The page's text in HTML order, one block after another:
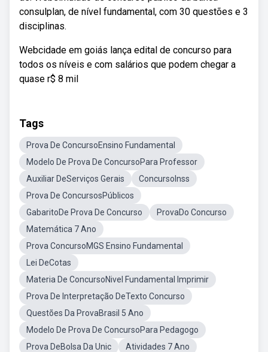
consulplan, de nível fundamental, com 30 questões e 3
disciplinas.
Webcidade em goiás lança edital de concurso para
todos os níveis e com salários que podem chegar a
quase r$ 8 mil
Tags
Prova De ConcursoEnsino Fundamental
Modelo De Prova De ConcursoPara Professor
Auxiliar DeServiços Gerais
ConcursoInss
Prova De ConcursosPúblicos
GabaritoDe Prova De Concurso
ProvaDo Concurso
Matemática 7 Ano
Prova ConcursoMGS Ensino Fundamental
Lei DeCotas
Materia De ConcursoNivel Fundamental Imprimir
Prova De Interpretação DeTexto Concurso
Questões Da ProvaBrasil 5 Ano
Modelo De Prova De ConcursoPara Pedagogo
Prova DeBolsa Da Unic
Atividades 7 Ano